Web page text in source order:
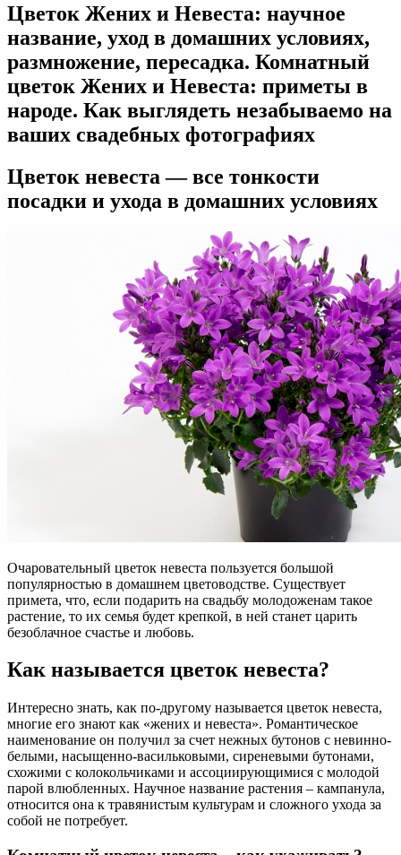
Жених
Невеста:
научное
уход
в
условиях,
пересадка
Цветок Жених и Невеста: научное
название, уход в домашних условиях,
размножение, пересадка. Комнатный
цветок Жених и Невеста: приметы в
народе. Как выглядеть незабываемо на
ваших свадебных фотографиях
Цветок невеста — все тонкости
посадки и ухода в домашних условиях
Очаровательный цветок невеста пользуется большой
популярностью в домашнем цветоводстве. Существует
примета, что, если подарить на свадьбу молодоженам такое
растение, то их семья будет крепкой, в ней станет царить
безоблачное счастье и любовь.
Как называется цветок невеста?
Интересно знать, как по-другому называется цветок невеста,
многие его знают как «жених и невеста». Романтическое
наименование он получил за счет нежных бутонов с невинно-
белыми, насыщенно-васильковыми, сиреневыми бутонами,
схожими с колокольчиками и ассоциирующимися с молодой
парой влюбленных. Научное название растения – кампанула,
относится она к травянистым культурам и сложного ухода за
собой не потребует.